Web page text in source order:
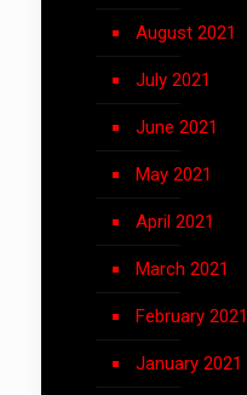
August 2021
July 2021
June 2021
May 2021
April 2021
March 2021
February 2021
January 2021